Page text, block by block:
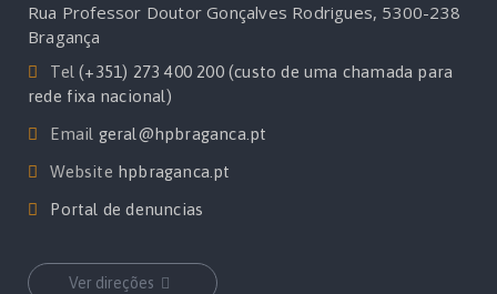
Rua Professor Doutor Gonçalves Rodrigues, 5300-238
Bragança
Tel(+351) 273 400 200 (custo de uma chamada para
rede fixa nacional)
Email geral@hpbraganca.pt
Website hpbraganca.pt
Portal de denuncias
Ver direções